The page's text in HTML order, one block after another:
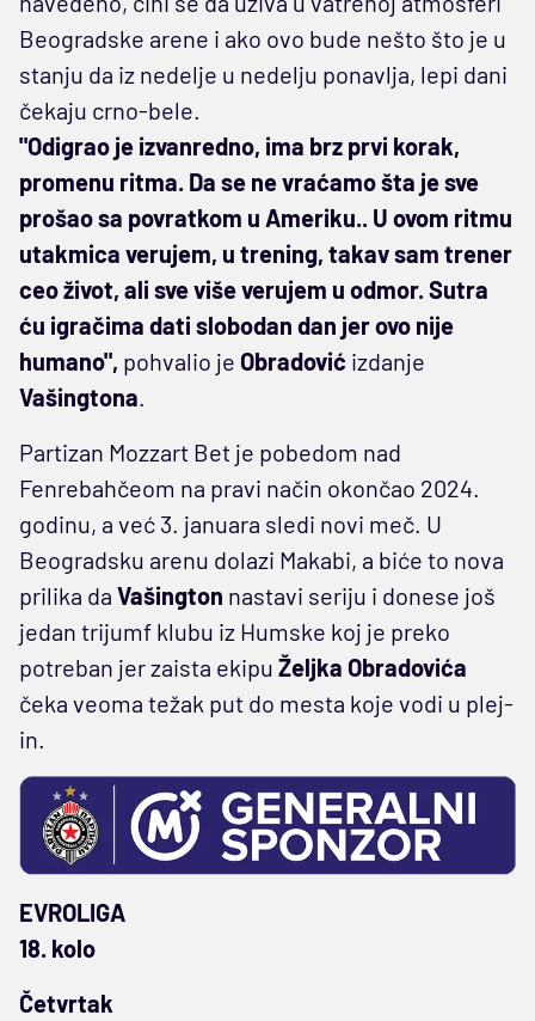
Beogradske arene i ako ovo bude nešto što je u
stanju da iz nedelje u nedelju ponavlja, lepi dani
čekaju crno-bele.
"Odigrao je izvanredno, ima brz prvi korak,
promenu ritma. Da se ne vraćamo šta je sve
prošao sa povratkom u Ameriku.. U ovom ritmu
utakmica verujem, u trening, takav sam trener
ceo život, ali sve više verujem u odmor. Sutra
ću igračima dati slobodan dan jer ovo nije
humano", pohvalio je Obradović izdanje
Vašingtona.
Partizan Mozzart Bet je pobedom nad
Fenrebahčeom na pravi način okončao 2024.
godinu, a već 3. januara sledi novi meč. U
Beogradsku arenu dolazi Makabi, a biće to nova
prilika da Vašington nastavi seriju i donese još
jedan trijumf klubu iz Humske koj je preko
potreban jer zaista ekipu Željka Obradovića
čeka veoma težak put do mesta koje vodi u plej-
in.
EVROLIGA
18. kolo
Četvrtak